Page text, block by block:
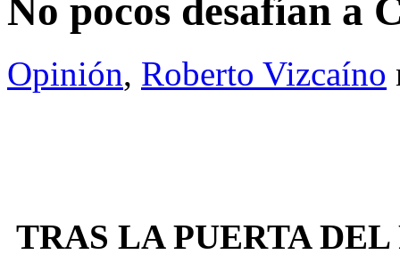
No pocos desafían a
Opinión, Roberto Vizcaíno
TRAS LA PUERTA